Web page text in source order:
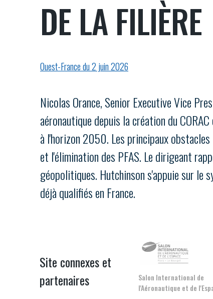
DE LA FILIÈRE
Ouest-France du 2 juin 2026
Nicolas Orance, Senior Executive Vice
aéronautique depuis la création du
à l'horizon 2050. Les principaux
et l'élimination des PFAS. Le dirigeant
géopolitiques. Hutchinson s'appuie sur le
déjà qualifiés en France.
Site connexes et
partenaires
Salon International de
l'Aéronautique et de
pérennité de votre